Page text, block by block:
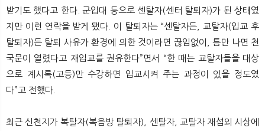
받기도 했다고 한다. 군입대 등으로 센탈자(센터 탈퇴자)가 된 상태였
지만 이런 연락을 받게 됐다. 이 탈퇴자는 “센탈자든, 교탈자(입교 후
탈퇴자)든 탈퇴 사유가 환경에 의한 것이라면 끊임없이, 틈만 나면 천
국문이 열렸다고 재입교를 권유한다”면서 “한 때는 교탈자들을 대상
으로 계시록(고등)만 수강하면 입교시켜 주는 과정이 있을 정도였
다”고 전했다.
최근 신천지가 복탈자(복음방 탈퇴자), 센탈자, 교탈자 재섭외 시상에